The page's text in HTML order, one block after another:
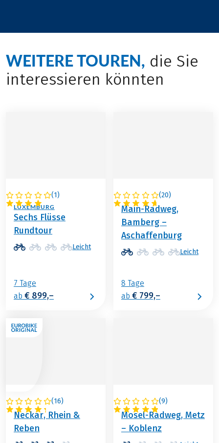
WEITERE TOUREN, die Sie
interessieren könnten
(1)
DEUTSCHLAND /
LUXEMBURG
Sechs Flüsse
Rundtour
Leicht
7 Tage
ab € 899,–
(20)
DEUTSCHLAND
Main-Radweg,
Bamberg –
Aschaffenburg
Leicht
8 Tage
ab € 799,–
(16)
DEUTSCHLAND
Neckar, Rhein &
Reben
(9)
DEUTSCHLAND
Mosel-Radweg, Metz
– Koblenz